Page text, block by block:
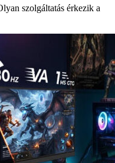
szolgáltatás érkezik a